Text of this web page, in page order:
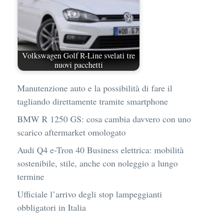
Volkswagen Golf R-Line svelati tre
nuovi pacchetti
Manutenzione auto e la possibilità di fare il
tagliando direttamente tramite smartphone
BMW R 1250 GS: cosa cambia davvero con uno
scarico aftermarket omologato
Audi Q4 e-Tron 40 Business elettrica: mobilità
sostenibile, stile, anche con noleggio a lungo
termine
Ufficiale l’arrivo degli stop lampeggianti
obbligatori in Italia